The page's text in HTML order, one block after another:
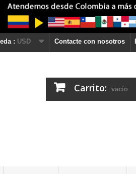
Contacte con nosotros
: USD
Carrito: vacío